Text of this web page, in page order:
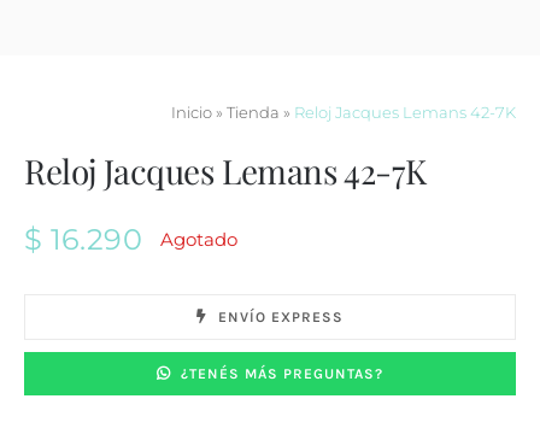
Inicio» Tienda » Reloj Jacques Lemans 42-7K
Reloj Jacques Lemans 42-7K
$ 16.290 Agotado
ENVÍO EXPRESS
¿TENÉS MÁS PREGUNTAS?